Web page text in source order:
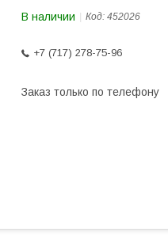
В наличии Код: 452026
+7 (717) 278-75-96
Заказ только по телефону